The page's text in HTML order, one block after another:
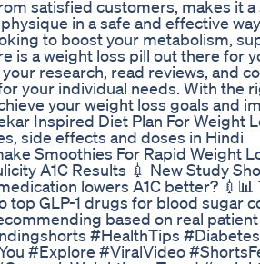
satisfied customers, makes it
in a safe and effective
to boost your metabolism,
is a weight loss pill out there for
research, read reviews, and
your individual needs. With the
your weight loss goals and
Inspired Diet Plan For Weight
side effects and doses in Hindi
Smoothies For Rapid Weight
A1C Results 💉 New Study
lowers A1C better?
top GLP-1 drugs for blood sugar
based on real
#HealthTips
#Explore #ViralVideo